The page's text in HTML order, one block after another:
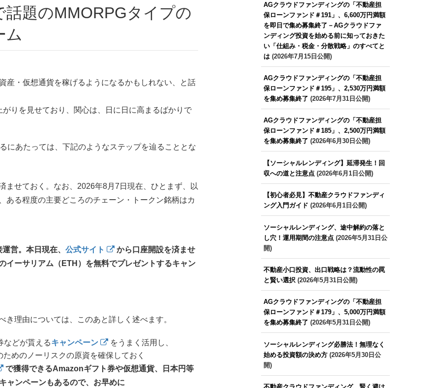
話題のMMORPGタイプの
ム
産・仮想通貨を稼げるようになるかもしれない、と話
りを見せており、関心は、日に日に高まるばかりで
にあたっては、下記のようなステップを辿ることとな
ませておく。なお、2026年8月7日現在、ひとまず、以
ある程度の主要どころのチェーン・トークン銘柄はカ
営。本日現在、 公式サイト
から口座開設を済ませ
イーサリアム（ETH）を無料でプレゼントするキャン
理由については、このあと詳しく述べます。
などが貰えるキャンペーン
をうまく活用し、
めのノーリスクの原資を確保しておく
で獲得できるAmazonギフト券や仮想通貨、日本円等
ャンペーンもあるので、お早めに
AGクラウドファンディングの「不動産担
保ローンファンド＃191」、6,600万円満額
を即日で集め募集終了－AGクラウドファ
ンディング投資を始める前に知っておきた
い「仕組み・税金・分散戦略」のすべてと
は(2026年7月15日公開)
AGクラウドファンディングの「不動産担
保ローンファンド＃195」、2,530万円満額
を集め募集終了 (2026年7月31日公開)
AGクラウドファンディングの「不動産担
保ローンファンド＃185」、2,500万円満額
を集め募集終了 (2026年6月30日公開)
【ソーシャルレンディング】延滞発生！回
収への道と注意点(2026年6月1日公開)
【初心者必見】不動産クラウドファンディ
ング入門ガイド (2026年6月1日公開)
ソーシャルレンディング、途中解約の落と
し穴！運用期間の注意点(2026年5月31日公
開)
不動産小口投資、出口戦略は？流動性の罠
と賢い選択(2026年5月31日公開)
AGクラウドファンディングの「不動産担
保ローンファンド＃179」、5,000万円満額
を集め募集終了 (2026年5月31日公開)
ソーシャルレンディング必勝法！無理なく
始める投資額の決め方(2026年5月30日公
開)